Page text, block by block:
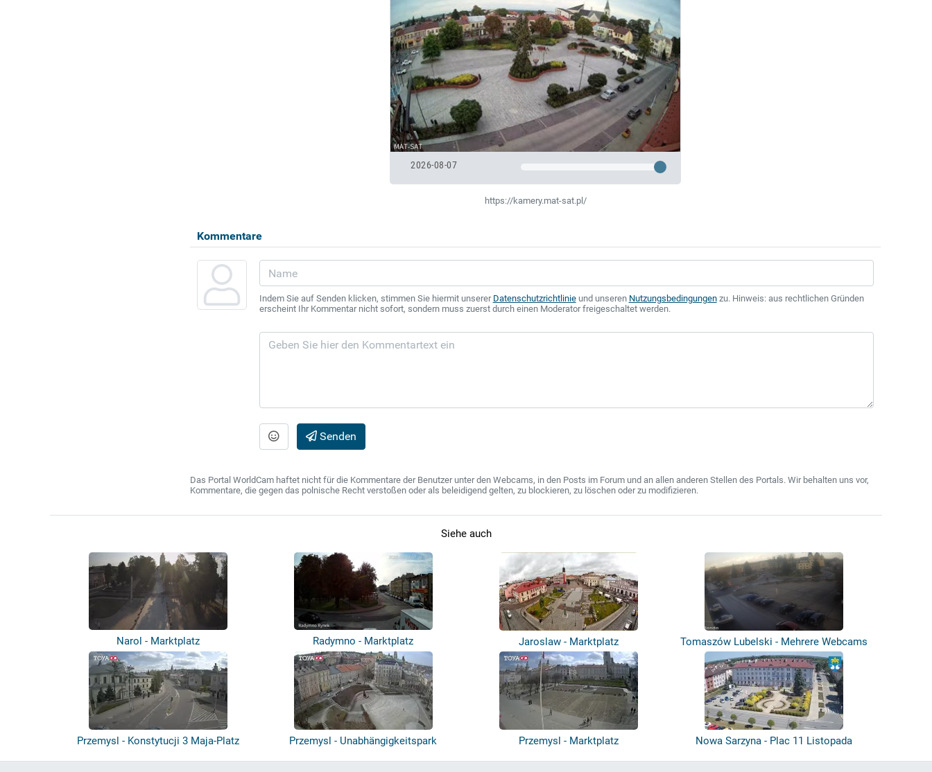
2026-08-07
https://kamery.mat-sat.pl/
Kommentare
Indem Sie auf Senden klicken, stimmen Sie hiermit unserer Datenschutzrichtlinieund unseren Nutzungsbedingungenzu. Hinweis: aus rechtlichen Gründen
erscheint Ihr Kommentar nicht sofort, sondern muss zuerst durch einen Moderator freigeschaltet werden.
Senden
Das Portal WorldCam haftet nicht für die Kommentare der Benutzer unter den Webcams, in den Posts im Forum und an allen anderen Stellen des Portals. Wir behalten uns vor,
Kommentare, die gegen das polnische Recht verstoßen oder als beleidigend gelten, zu blockieren, zu löschen oder zu modifizieren.
Siehe auch
Narol - Marktplatz Radymno - Marktplatz Jaroslaw - Marktplatz Tomaszów Lubelski - Mehrere Webcams
Przemysl - Konstytucji 3 Maja-Platz Przemysl - Unabhängigkeitspark Przemysl - Marktplatz Nowa Sarzyna - Plac 11 Listopada